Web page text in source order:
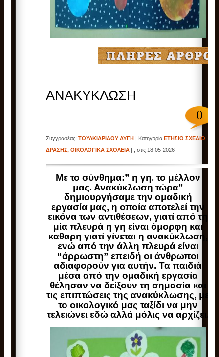
ΑΝΑΚΥΚΛΩΣΗ
0
Συγγραφέας:ΤΟΥΛΚΙΑΡΙΔΟΥ ΑΥΓΗ | ΚατηγορίαΕΤΗΣΙΟ ΣΧΕΔΙΟ
ΔΡΑΣΗΣ,ΟΙΚΟΛΟΓΙΚΑ ΣΧΟΛΕΙΑ | , στις 18-05-2026
Με το σύνθημα:” η γη, το μέλλον
μας. Ανακύκλωση τώρα”
δημιουργήσαμε την ομαδική
εργασία μας, η οποία αποτελεί την
εικόνα των αντιθέσεων, γιατί από τη
μία πλευρά η γη είναι όμορφη και
καθαρη γιατί γίνεται η ανακύκλωση,
ενώ από την άλλη πλευρά είναι
“άρρωστη” επειδή οι άνθρωποι
αδιαφορούν για αυτήν. Τα παιδιά
μέσα από την ομαδική εργασία
θέλησαν να δείξουν τη σημασία και
τις επιπτώσεις της ανακύκλωσης, με
το οικολογικό μας ταξίδι να μην
τελειώνει εδώ αλλά μόλις να αρχίζει.